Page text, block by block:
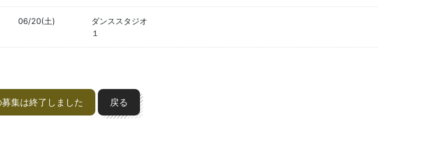
06/20(土)
ダンススタジオ
１
集は終了しました 戻る